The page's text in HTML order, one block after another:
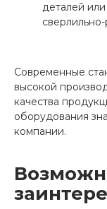
деталей
Современные
высокой
качества
оборудования
компании.